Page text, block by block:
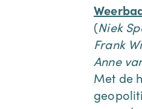
(Niek
Frank
Anne
Met de